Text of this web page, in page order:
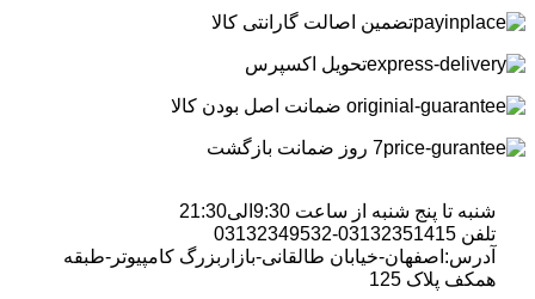
تضمین اصالت گارانتی کالا
تحویل اکسپرس
ضمانت اصل بودن کالا
7 روز ضمانت بازگشت
شنبه تا پنج شنبه از ساعت 9:30الی21:30
تلفن 03132351415-03132349532
آدرس:اصفهان-خیابان طالقانی-بازاربزرگ کامپیوتر-طبقه
همکف پلاک 125